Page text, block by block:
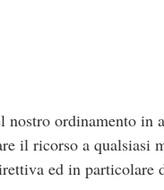
ordinamento in
il ricorso a qualsiasi
ed in particolare